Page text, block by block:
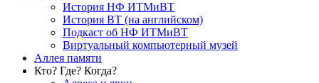
История НФ ИТМиВТ
История ВТ (на английском)
Подкаст об НФ ИТМиВТ
Виртуальный компьютерный музей
Аллея памяти
Кто? Где? Когда?